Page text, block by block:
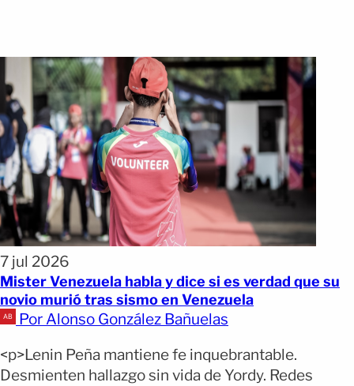
7 jul 2026
Mister Venezuela habla y dice si es verdad que su
novio murió tras sismo en Venezuela
Por Alonso González Bañuelas
<p>Lenin Peña mantiene fe inquebrantable.
Desmienten hallazgo sin vida de Yordy. Redes